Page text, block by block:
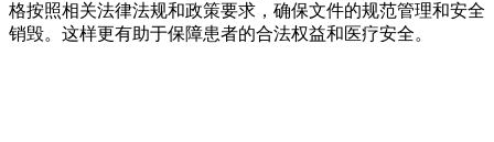
格按照相关法律法规和政策要求，确保文件的规范管理和安全
销毁。这样更有助于保障患者的合法权益和医疗安全。